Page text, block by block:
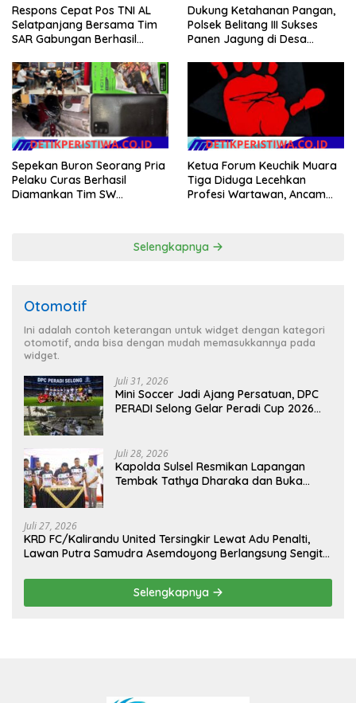
Respons Cepat Pos TNI AL
Selatpanjang Bersama Tim
SAR Gabungan Berhasil
Kapal Karam di Perairan
Mengkikip Kepulauan Meranti
Dukung Ketahanan Pangan,
Polsek Belitang III Sukses
Panen Jagung di Desa
Sepekan Buron Seorang Pria
Pelaku Curas Berhasil
Diamankan Tim SW
Ketua Forum Keuchik Muara
Tiga Diduga Lecehkan
Profesi Wartawan, Ancam
Selengkapnya
Otomotif
Ini adalah contoh keterangan untuk widget dengan kategori
otomotif, anda bisa dengan mudah memasukkannya pada
widget.
Juli 31, 2026
Mini Soccer Jadi Ajang Persatuan, DPC
PERADI Selong Gelar Peradi Cup 2026
Juli 28, 2026
Kapolda Sulsel Resmikan Lapangan
Tembak Tathya Dharaka dan Buka
Juli 27, 2026
KRD FC/Kalirandu United Tersingkir Lewat Adu Penalti,
Lawan Putra Samudra Asemdoyong Berlangsung Sengit
Selengkapnya